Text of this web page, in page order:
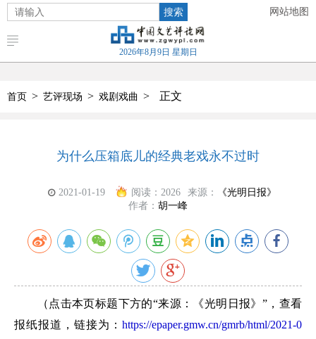
搜索 网站地图
2026年8月9日 星期日
首页 > 艺评现场 > 戏剧戏曲 > 正文
为什么压箱底儿的经典老戏永不过时
2021-01-19 阅读： 2026 来源：
《光明日报》
作者： 胡一峰
（点击本页标题下方的“来源：《光明日报》”，查看
报纸报道，链接为： https://epaper.gmw.cn/gmrb/html/2021-0